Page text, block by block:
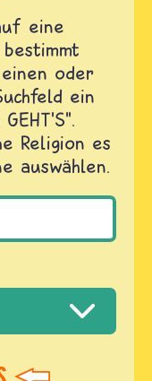
eine
oder
ein
Religion es
auswählen.